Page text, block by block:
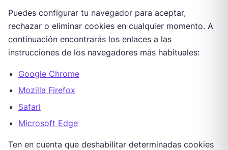
Puedes configurar tu navegador para aceptar,
rechazar o eliminar cookies en cualquier momento. A
continuación encontrarás los enlaces a las
instrucciones de los navegadores más habituales:
Google Chrome
Mozilla Firefox
Safari
Microsoft Edge
Ten en cuenta que deshabilitar determinadas cookies